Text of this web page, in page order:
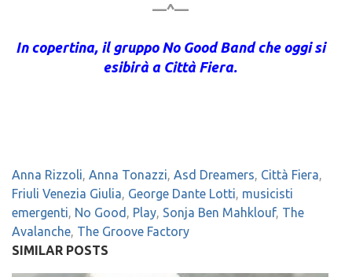
—^—
In copertina, il gruppo No Good Band che oggi si
esibirà a Città Fiera.
Anna Rizzoli, Anna Tonazzi, Asd Dreamers, Città Fiera,
Friuli Venezia Giulia, George Dante Lotti, musicisti
emergenti, No Good , Play, Sonja Ben Mahklouf, The
Avalanche, The Groove Factory
SIMILAR POSTS